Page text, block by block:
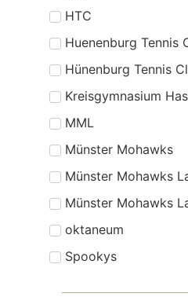
HTC
Huenenburg Tennis
Hünenburg Tennis
Kreisgymnasium
MML
Münster Mohawks
Münster Mohawks
Münster Mohawks
oktaneum
Spookys